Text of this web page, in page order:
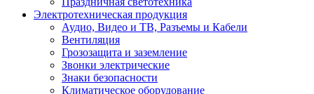
Электротехническая продукция
Аудио, Видео и ТВ, Разъемы и Кабели
Вентиляция
Грозозащита и заземление
Звонки электрические
Знаки безопасности
Климатическое оборудование